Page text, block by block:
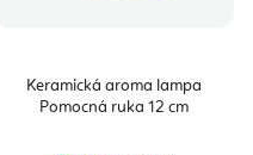
Keramická aroma lampa
Pomocná ruka 12 cm